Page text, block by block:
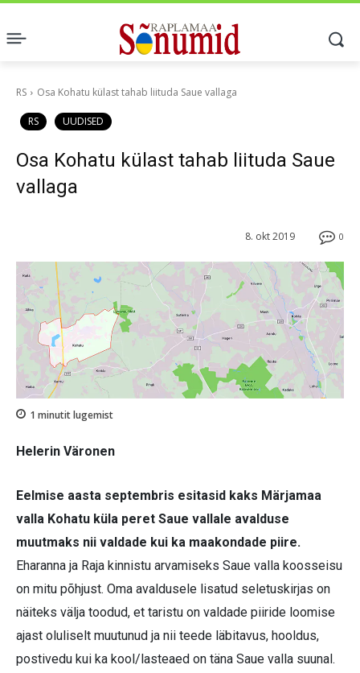
RS Osa Kohatu külast tahab liituda Saue vallaga
RS UUDISED
Osa Kohatu külast tahab liituda Saue
vallaga
0
8. okt 2019
1 minutit lugemist
Helerin Väronen
Eelmise aasta septembris esitasid kaks Märjamaa
valla Kohatu küla peret Saue vallale avalduse
muutmaks nii valdade kui ka maakondade piire.
Eharanna ja Raja kinnistu arvamiseks Saue valla koosseisu
on mitu põhjust. Oma avaldusele lisatud seletuskirjas on
näiteks välja toodud, et taristu on valdade piiride loomise
ajast oluliselt muutunud ja nii teede läbitavus, hooldus,
postivedu kui ka kool/lasteaed on täna Saue valla suunal.